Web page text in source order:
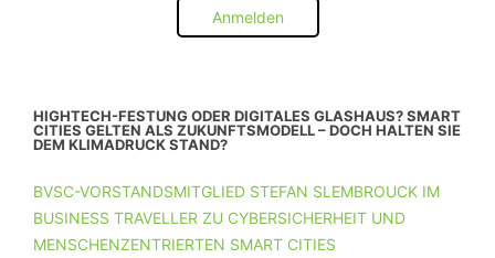
Anmelden
HIGHTECH-FESTUNG ODER DIGITALES GLASHAUS? SMART
CITIES GELTEN ALS ZUKUNFTSMODELL – DOCH HALTEN SIE
DEM KLIMADRUCK STAND?
BVSC-VORSTANDSMITGLIED STEFAN SLEMBROUCK IM
BUSINESS TRAVELLER ZU CYBERSICHERHEIT UND
MENSCHENZENTRIERTEN SMART CITIES